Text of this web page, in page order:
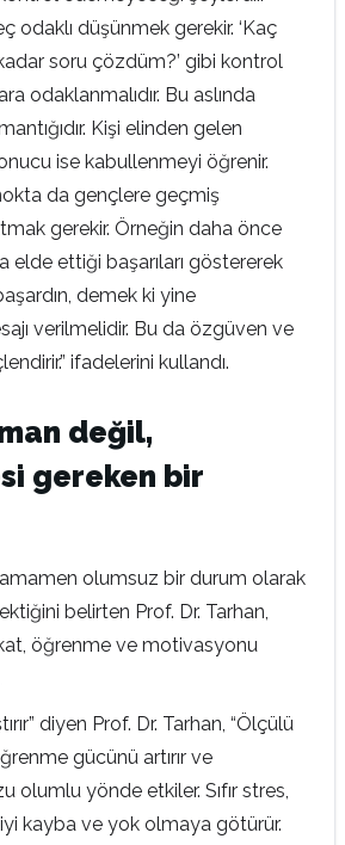
odaklı düşünmek gerekir. ‘Kaç
soru çözdüm?’ gibi kontrol
odaklanmalıdır. Bu aslında
Kişi elinden gelen
ise kabullenmeyi öğrenir.
da gençlere geçmiş
gerekir. Örneğin daha önce
elde ettiği başarıları göstererek
demek ki yine
verilmelidir. Bu da özgüven ve
ifadelerini kullandı.
değil,
gereken bir
tamamen olumsuz bir durum olarak
belirten Prof. Dr. Tarhan,
öğrenme ve motivasyonu
diyen Prof. Dr. Tarhan, “Ölçülü
gücünü artırır ve
olumlu yönde etkiler. Sıfır stres,
kayba ve yok olmaya götürür.